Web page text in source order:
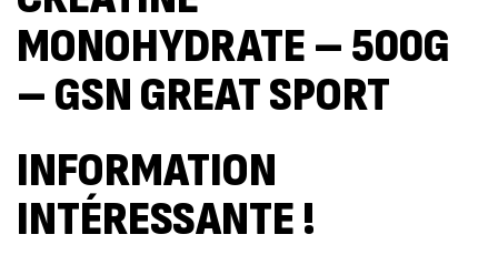
MONOHYDRATE – 500G
– GSN GREAT SPORT
INFORMATION
INTÉRESSANTE !